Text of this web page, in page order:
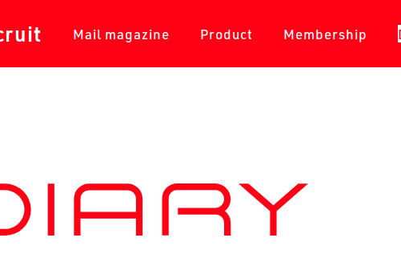
Mail magazine Product Membership